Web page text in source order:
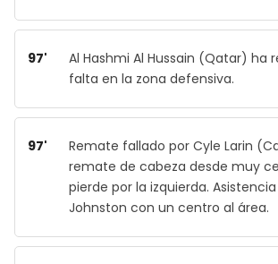
97'
Al Hashmi Al Hussain (Qatar) ha
falta en la zona defensiva.
97'
Remate fallado por Cyle Larin
remate de cabeza desde muy
pierde por la izquierda.
Johnston con un centro al área.